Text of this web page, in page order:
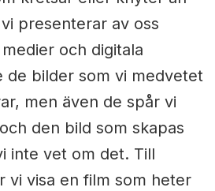
presenterar av oss
och digitala
de bilder som vi medvetet
men även de spår vi
den bild som skapas
inte vet om det. Till
vi visa en film som heter